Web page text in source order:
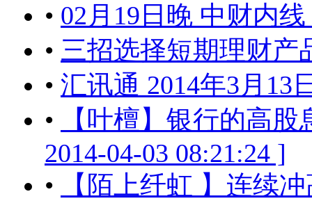
• 02月19日晚 中财内
• 三招选择短期理财产
• 汇讯通 2014年3月13
•
【叶檀】银行的高
2014-04-03 08:21:24 ]
•
【陌上纤虹 】连续